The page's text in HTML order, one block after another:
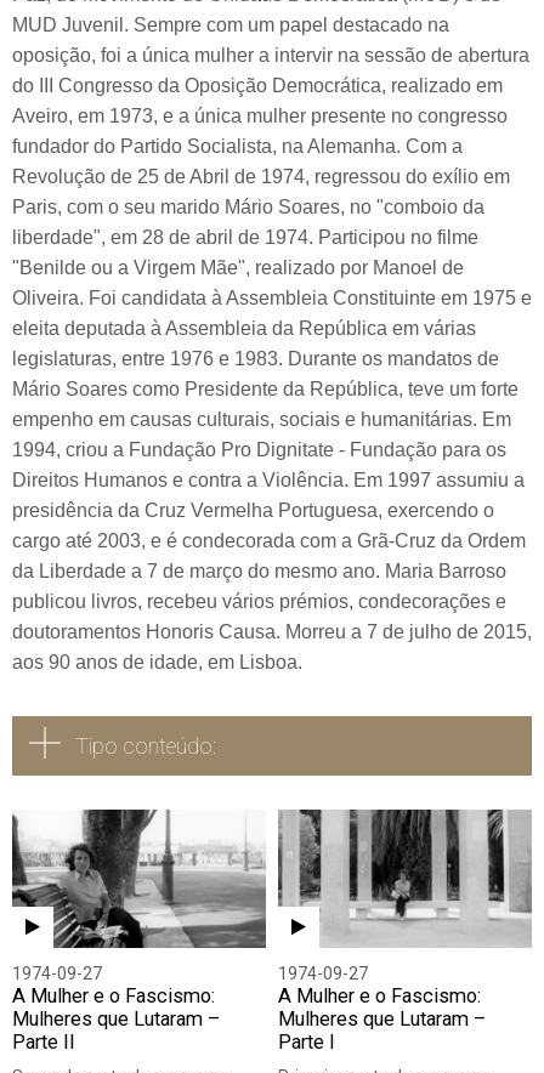
MUD Juvenil. Sempre com um papel destacado na
oposição, foi a única mulher a intervir na sessão de abertura
do III Congresso da Oposição Democrática, realizado em
Aveiro, em 1973, e a única mulher presente no congresso
fundador do Partido Socialista, na Alemanha. Com a
Revolução de 25 de Abril de 1974, regressou do exílio em
Paris, com o seu marido Mário Soares, no "comboio da
liberdade", em 28 de abril de 1974. Participou no filme
"Benilde ou a Virgem Mãe", realizado por Manoel de
Oliveira. Foi candidata à Assembleia Constituinte em 1975 e
eleita deputada à Assembleia da República em várias
legislaturas, entre 1976 e 1983. Durante os mandatos de
Mário Soares como Presidente da República, teve um forte
empenho em causas culturais, sociais e humanitárias. Em
1994, criou a Fundação Pro Dignitate - Fundação para os
Direitos Humanos e contra a Violência. Em 1997 assumiu a
presidência da Cruz Vermelha Portuguesa, exercendo o
cargo até 2003, e é condecorada com a Grã-Cruz da Ordem
da Liberdade a 7 de março do mesmo ano. Maria Barroso
publicou livros, recebeu vários prémios, condecorações e
doutoramentos Honoris Causa. Morreu a 7 de julho de 2015,
aos 90 anos de idade, em Lisboa.
Tipo conteúdo:
Todos Vídeo Áudio
1974-09-27
A Mulher e o Fascismo:
Mulheres que Lutaram –
Parte II
1974-09-27
A Mulher e o Fascismo:
Mulheres que Lutaram –
Parte I